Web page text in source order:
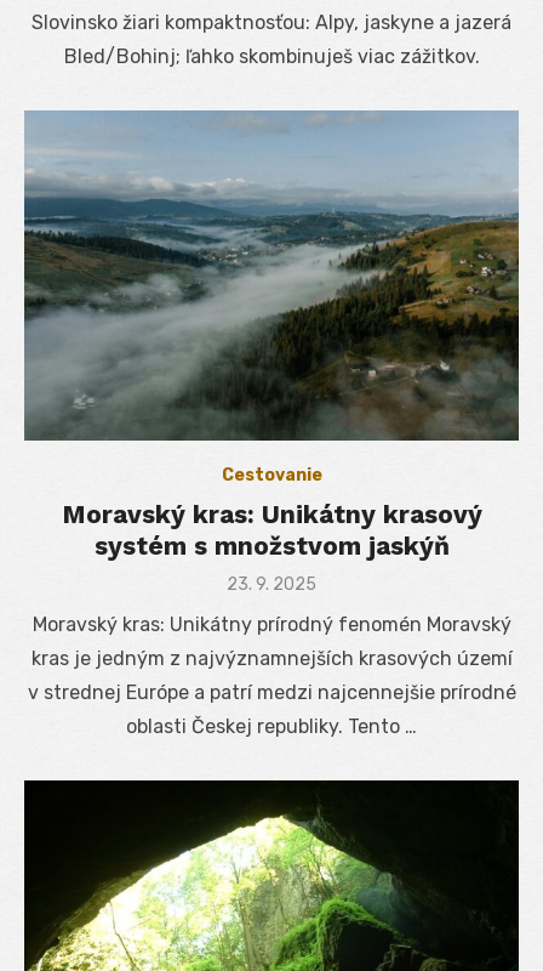
Slovinsko žiari kompaktnosťou: Alpy, jaskyne a jazerá
Bled/Bohinj; ľahko skombinuješ viac zážitkov.
Cestovanie
Moravský kras: Unikátny krasový
systém s množstvom jaskýň
Posted
23. 9. 2025
Moravský kras: Unikátny prírodný fenomén Moravský
kras je jedným z najvýznamnejších krasových území
v strednej Európe a patrí medzi najcennejšie prírodné
oblasti Českej republiky. Tento …